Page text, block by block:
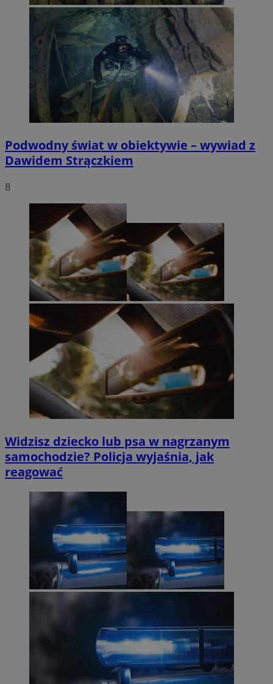
Podwodny świat w obiektywie – wywiad z
Dawidem Strączkiem
8
Widzisz dziecko lub psa w nagrzanym
samochodzie? Policja wyjaśnia, jak
reagować